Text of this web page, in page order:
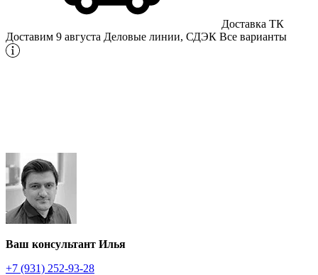
Доставка ТК
Доставим 9 августа Деловые линии, СДЭК Все варианты
Ваш консультант Илья
+7 (931) 252-93-28